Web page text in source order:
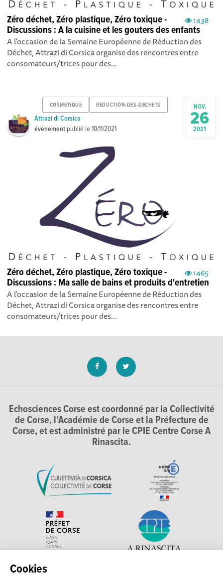
Cookies
1438
Zéro déchet, Zéro plastique, Zéro toxique -
Discussions : A la cuisine et les gouters des enfants
A l'occasion de la Semaine Européenne de Réduction des
Déchet, Attrazi di Corsica organise des rencontres entre
consomateurs/trices pour des...
COSMETIQUE REDUCTION-DES-DECHETS
Attrazi di Corsica
événement publié le10/11/2021
NOV.
26
2021
1465
Zéro déchet, Zéro plastique, Zéro toxique -
Discussions : Ma salle de bains et produits d'entretien
A l'occasion de la Semaine Européenne de Réduction des
Déchet, Attrazi di Corsica organise des rencontres entre
consomateurs/trices pour des...
Echosciences Corse est coordonné par la Collectivité
de Corse, l’Académie de Corse et la Préfecture de
Corse, et est administré par le CPIE Centre Corse A
Rinascita.